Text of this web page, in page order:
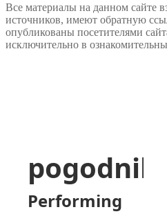
Все материалы на данном сайте
источников, имеют обратную
опубликованы посетителями
исключительно в